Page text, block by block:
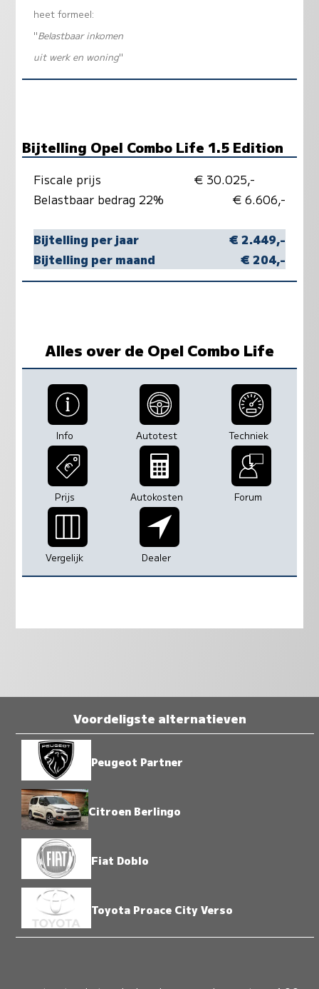
heet formeel:
"Belastbaar inkomen
uit werk en woning"
Bijtelling Opel Combo Life 1.5 Edition
Fiscale prijs
€ 30.025,-
Belastbaar bedrag 22%
€ 6.606,-
Bijtelling per jaar
€ 2.449,-
Bijtelling per maand
€ 204,-
Alles over de Opel Combo Life
Info Autotest Techniek
Prijs Autokosten Forum
Vergelijk Dealer
Voordeligste alternatieven
Peugeot Partner
Citroen Berlingo
Fiat Doblo
Toyota Proace City Verso